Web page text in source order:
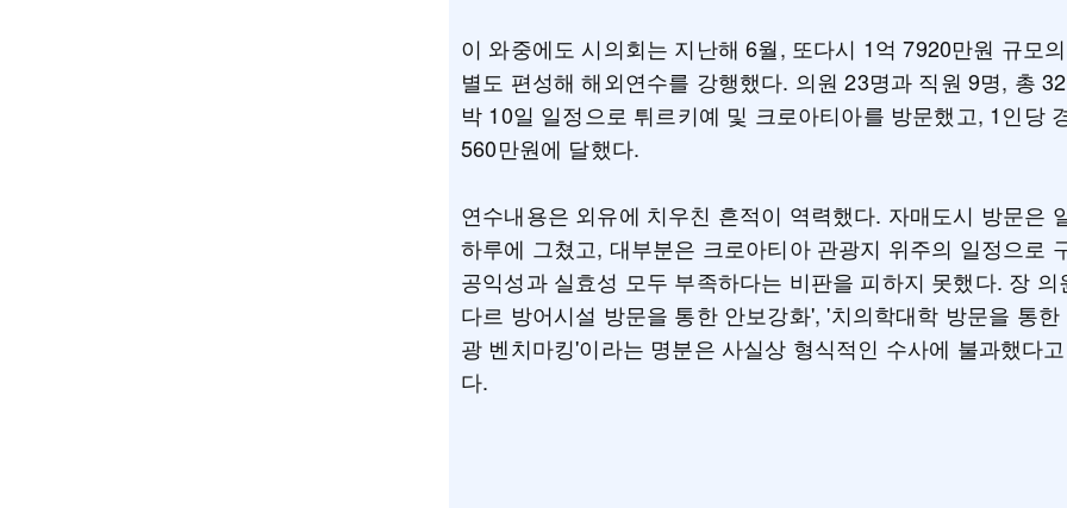
이 와중에도 시의회는 지난해 6월, 또다시 1억 7920만원 규모
별도 편성해 해외연수를 강행했다. 의원 23명과 직원 9명, 총
박 10일 일정으로 튀르키예 및 크로아티아를 방문했고, 1인당
560만원에 달했다.
연수내용은 외유에 치우친 흔적이 역력했다. 자매도시 방문은
하루에 그쳤고, 대부분은 크로아티아 관광지 위주의 일정으로
공익성과 실효성 모두 부족하다는 비판을 피하지 못했다. 장 의
다르 방어시설 방문을 통한 안보강화', '치의학대학 방문을 통한
광 벤치마킹'이라는 명분은 사실상 형식적인 수사에 불과했다
다.